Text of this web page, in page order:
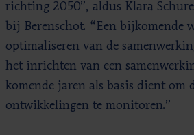
richting 2050”, aldus Klara
bij Berenschot. “Een bijkomende
optimaliseren van de
het inrichten van een
komende jaren als basis dient om
ontwikkelingen te monitoren.”